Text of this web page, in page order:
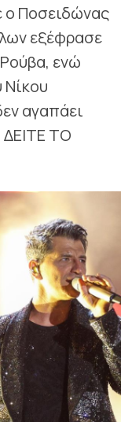
Ποσειδώνας
εξέφρασε
ενώ
αγαπάει
ΔΕΙΤΕ ΤΟ